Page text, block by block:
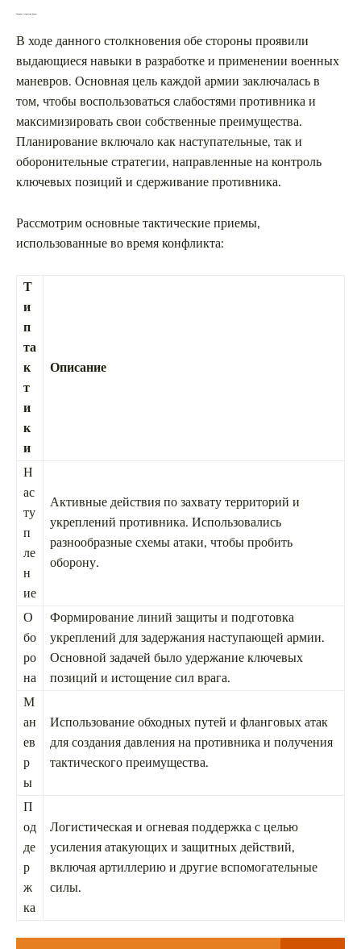
Тактика и стратегии битвы
В ходе данного столкновения обе стороны проявили
выдающиеся навыки в разработке и применении военных
маневров. Основная цель каждой армии заключалась в
том, чтобы воспользоваться слабостями противника и
максимизировать свои собственные преимущества.
Планирование включало как наступательные, так и
оборонительные стратегии, направленные на контроль
ключевых позиций и сдерживание противника.
Рассмотрим основные тактические приемы,
использованные во время конфликта:
Т
и
п
та
к
т
и
к
и
Описание
Н
ас
ту
п
ле
н
ие
Активные действия по захвату территорий и
укреплений противника. Использовались
разнообразные схемы атаки, чтобы пробить
оборону.
О
бо
ро
на
Формирование линий защиты и подготовка
укреплений для задержания наступающей армии.
Основной задачей было удержание ключевых
позиций и истощение сил врага.
М
ан
ев
р
ы
Использование обходных путей и фланговых атак
для создания давления на противника и получения
тактического преимущества.
П
од
де
р
ж
ка
Логистическая и огневая поддержка с целью
усиления атакующих и защитных действий,
включая артиллерию и другие вспомогательные
силы.